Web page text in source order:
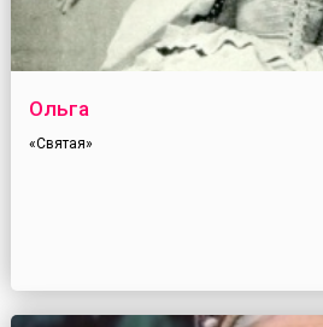
Ольга
«Святая»